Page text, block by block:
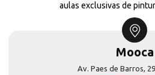
aulas exclusivas de
Mooca
Av. Paes de Barros,